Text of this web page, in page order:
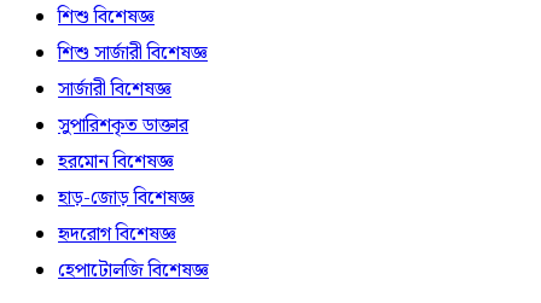
শিশু বিশেষজ্ঞ
শিশু সার্জারী বিশেষজ্ঞ
সার্জারী বিশেষজ্ঞ
সুপারিশকৃত ডাক্তার
হরমোন বিশেষজ্ঞ
হাড়-জোড় বিশেষজ্ঞ
হৃদরোগ বিশেষজ্ঞ
হেপাটোলজি বিশেষজ্ঞ